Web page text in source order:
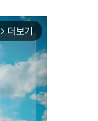
arrow_forward_ios 더보기